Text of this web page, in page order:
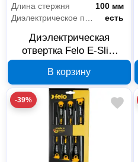
Длина стержня
100 мм
Диэлектрическое покрытие
есть
Диэлектрическая
отвертка Felo E-Slim
В корзину
-39%